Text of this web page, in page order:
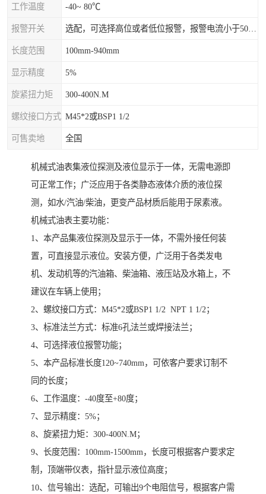
工作温度 -40~ 80℃
报警开关
长度范围 100mm-940mm
显示精度 5%
旋紧扭力矩 300-400N.M
螺纹接口方式 M45*2或BSP1 1/2
可售卖地 全国
机械式油表集液位探测及液位显示于一体，无需电源即
可正常工作；广泛应用于各类静态液体介质的液位探
测，如水/汽油/柴油，更变产品材质后能用于尿素液。
机械式油表主要功能：
1、本产品集液位探测及显示于一体，不需外接任何装
置，可直接显示液位。安装方便，广泛用于各类发电
机、发动机等的汽油箱、柴油箱、液压站及水箱上，不
建议在车辆上使用；
2、螺纹接口方式：M45*2或BSP1 1/2 NPT 1 1/2；
3、标准法兰方式：标准6孔法兰或焊接法兰；
4、可选择液位报警功能；
5、本产品标准长度120~740mm，可依客户要求订制不
同的长度；
6、工作温度：-40度至+80度；
7、显示精度：5%；
8、旋紧扭力矩：300-400N.M；
9、长度范围：100mm-1500mm，长度可根据客户要求定
制，顶端带仪表，指针显示液位高度；
10、信号输出：选配，可输出9个电阻信号，根据客户需